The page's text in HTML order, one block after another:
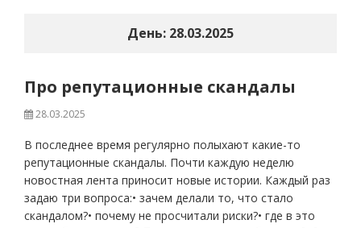
День: 28.03.2025
Про репутационные скандалы
28.03.2025
В последнее время регулярно полыхают какие-то
репутационные скандалы. Почти каждую неделю
новостная лента приносит новые истории. Каждый раз
задаю три вопроса:• зачем делали то, что стало
скандалом?• почему не просчитали риски?• где в это